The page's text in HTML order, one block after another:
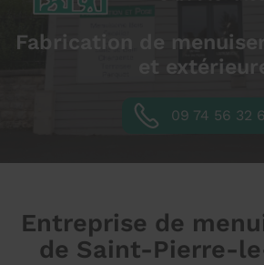
Fabrication de
et
09 74 56 32
Entreprise de
de Saint-Pierre-